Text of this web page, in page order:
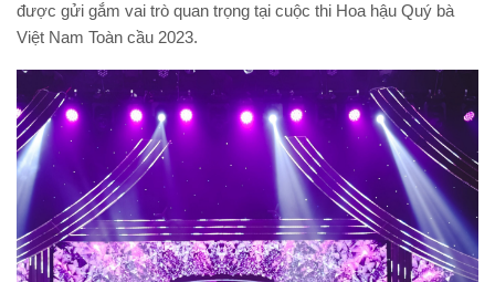
được gửi gắm vai trò quan trọng tại cuộc thi Hoa hậu Quý bà
Việt Nam Toàn cầu 2023.